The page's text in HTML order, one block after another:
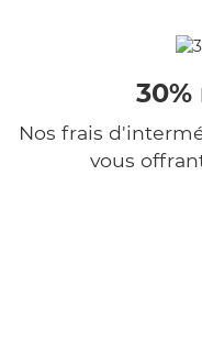
Nos frais
vous